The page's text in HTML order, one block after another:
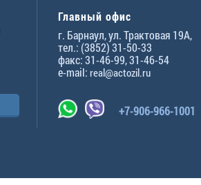
Главный офис
г. Барнаул,ул. Трактовая 19А,
тел.: (3852) 31-50-33
факс:31-46-99,31-46-54
e-mail: real@actozil.ru
+7-906-966-1001